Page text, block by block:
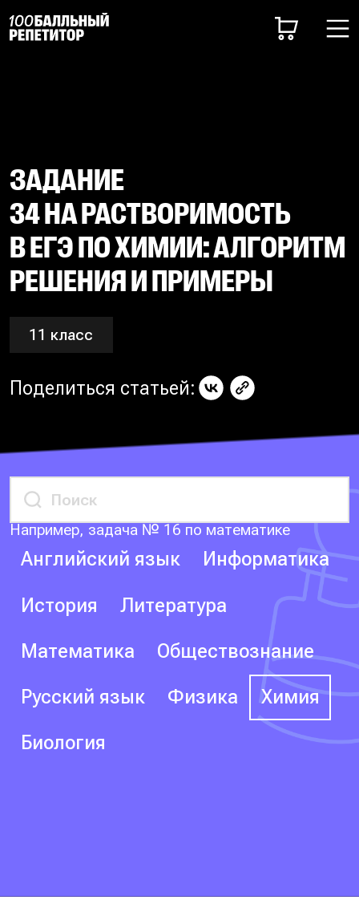
ЗАДАНИЕ
34 НА РАСТВОРИМОСТЬ
В ЕГЭ ПО ХИМИИ: АЛГОРИТМ
РЕШЕНИЯ И ПРИМЕРЫ
11 класс
Поделиться статьей:
Например, задача № 16 по математике
Английский язык Информатика
История Литература
Математика Обществознание
Русский язык Физика Химия
Биология